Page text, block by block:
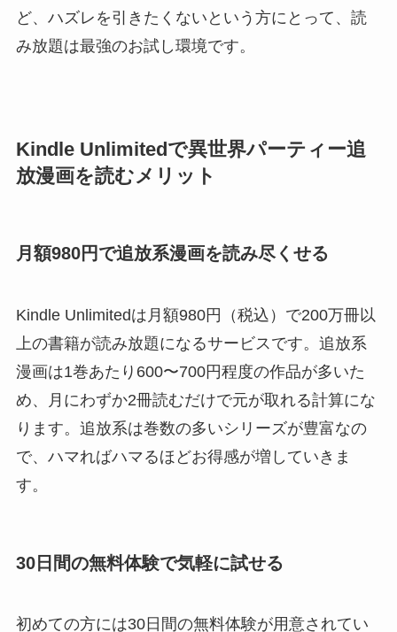
ど、ハズレを引きたくないという方にとって、読
み放題は最強のお試し環境です。
Kindle Unlimitedで異世界パーティー追
放漫画を読むメリット
月額980円で追放系漫画を読み尽くせる
Kindle Unlimitedは月額980円（税込）で200万冊以
上の書籍が読み放題になるサービスです。追放系
漫画は1巻あたり600〜700円程度の作品が多いた
め、月にわずか2冊読むだけで元が取れる計算にな
ります。追放系は巻数の多いシリーズが豊富なの
で、ハマればハマるほどお得感が増していきま
す。
30日間の無料体験で気軽に試せる
初めての方には30日間の無料体験が用意されてい